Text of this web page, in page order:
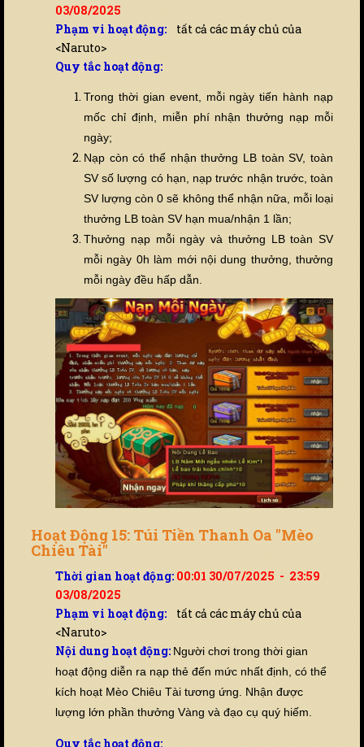
03/08/2025
Phạm vi hoạt động: tất cả các máy chủ của
<Naruto>
Quy tắc hoạt động:
Trong thời gian event, mỗi ngày tiến hành nạp
mốc chỉ định, miễn phí nhận thưởng nạp mỗi
ngày;
Nạp còn có thể nhận thưởng LB toàn SV, toàn
SV số lượng có hạn, nạp trước nhận trước, toàn
SV lượng còn 0 sẽ không thể nhận nữa, mỗi loại
thưởng LB toàn SV hạn mua/nhận 1 lần;
Thưởng nạp mỗi ngày và thưởng LB toàn SV
mỗi ngày 0h làm mới nội dung thưởng, thưởng
mỗi ngày đều hấp dẫn.
Hoạt Động 15: Túi Tiền Thanh Oa "Mèo
Chiêu Tài"
Thời gian hoạt động: 00:01 30/07/2025 - 23:59
03/08/2025
Phạm vi hoạt động: tất cả các máy chủ của
<Naruto>
Nội dung hoạt động: Người chơi trong thời gian
hoạt động diễn ra nạp thẻ đến mức nhất định, có thể
kích hoạt Mèo Chiêu Tài tương ứng. Nhận được
lượng lớn phần thưởng Vàng và đạo cụ quý hiếm.
Quy tắc hoạt động: